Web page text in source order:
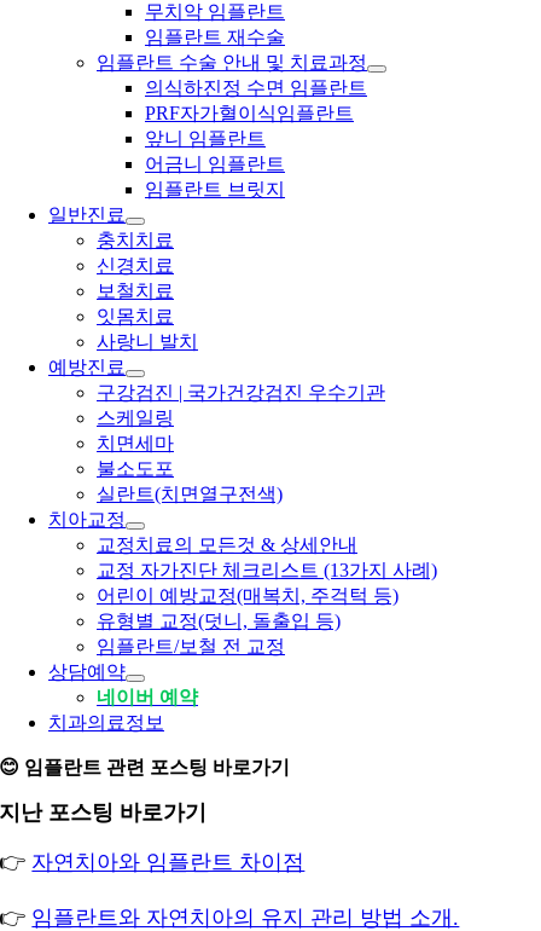
무치악 임플란트
임플란트 재수술
임플란트 수술 안내 및 치료과정
의식하진정 수면 임플란트
PRF자가혈이식임플란트
앞니 임플란트
어금니 임플란트
임플란트 브릿지
일반진료
충치치료
신경치료
보철치료
잇몸치료
사랑니 발치
예방진료
구강검진 | 국가건강검진 우수기관
스케일링
치면세마
불소도포
실란트(치면열구전색)
치아교정
교정치료의 모든것 & 상세안내
교정 자가진단 체크리스트 (13가지 사례)
어린이 예방교정(매복치, 주걱턱 등)
유형별 교정(덧니, 돌출입 등)
임플란트/보철 전 교정
상담예약
네이버 예약
치과의료정보
😊 임플란트 관련 포스팅 바로가기
지난 포스팅 바로가기
👉 자연치아와 임플란트 차이점
👉 임플란트와 자연치아의 유지 관리 방법 소개.